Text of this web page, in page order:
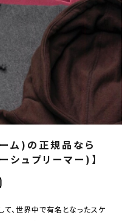
ム)の正規品なら
ュプリーマー)】
、世界中で有名となったスケ